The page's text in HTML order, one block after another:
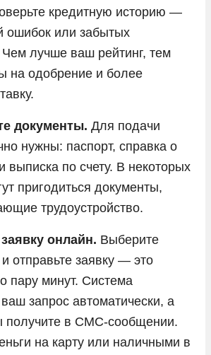
кредитную историю —
ошибок или забытых
Чем лучше ваш рейтинг, тем
на одобрение и более
документы. Для подачи
нужны: паспорт, справка о
выписка по счету. В некоторых
пригодиться документы,
трудоустройство.
онлайн. Выберите
отправьте заявку — это
пару минут. Система
запрос автоматически, а
получите в СМС-сообщении.
на карту или наличными в